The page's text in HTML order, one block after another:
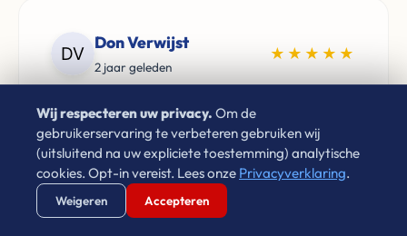
Don Verwijst
2 jaar geleden
★★★★★
"Zeer goede ervaringen met Leon van Leco
Vastgoed. Als je een betrouwbaar bedrijf zoekt
voor de aankoop van je woning neem gerust
contact op. Aan te raden!"
Wij respecteren uw privacy. Om de
gebruikerservaring te verbeteren gebruiken wij
(uitsluitend na uw expliciete toestemming) analytische
cookies. Opt-in vereist. Lees onze Privacyverklaring.
Weigeren Accepteren
Verstuur WhatsApp